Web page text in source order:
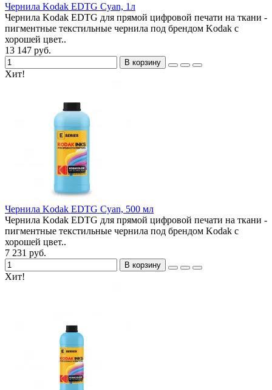
Чернила Kodak EDTG Cyan, 1л
Чернила Kodak EDTG для прямой цифровой печати на ткани -
пигментные текстильные чернила под брендом Kodak с
хорошей цвет..
13 147 руб.
В корзину
Хит!
Чернила Kodak EDTG Cyan, 500 мл
Чернила Kodak EDTG для прямой цифровой печати на ткани -
пигментные текстильные чернила под брендом Kodak с
хорошей цвет..
7 231 руб.
В корзину
Хит!